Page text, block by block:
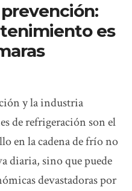
es
y la industria
de refrigeración son el
en la cadena de frío no
diaria, sino que puede
devastadoras por